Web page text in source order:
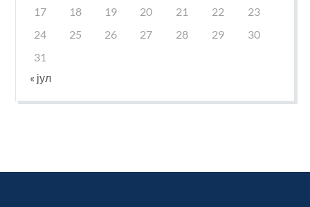
17
18 19 20 21 22
23
24
25 26 27 28 29
30
31
« јул